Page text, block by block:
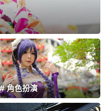
角色扮演